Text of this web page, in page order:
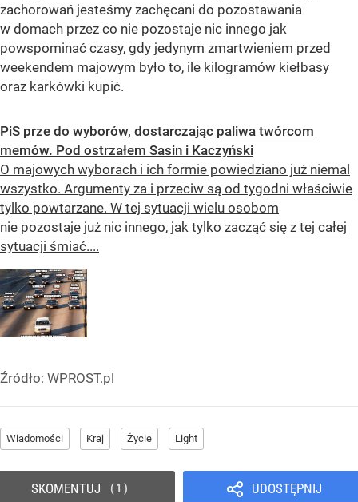
zachorowań jesteśmy zachęcani do pozostawania
w domach przez co nie pozostaje nic innego jak
powspominać czasy, gdy jedynym zmartwieniem przed
weekendem majowym było to, ile kilogramów kiełbasy
oraz karkówki kupić.
PiS prze do wyborów, dostarczając paliwa twórcom
memów. Pod ostrzałem Sasin i Kaczyński
O majowych wyborach i ich formie powiedziano już niemal
wszystko. Argumenty za i przeciw są od tygodni właściwie
tylko powtarzane. W tej sytuacji wielu osobom
nie pozostaje już nic innego, jak tylko zacząć się z tej całej
sytuacji śmiać....
Źródło: WPROST.pl
Wiadomości Kraj Życie Light
UDOSTĘPNIJ
SKOMENTUJ 1